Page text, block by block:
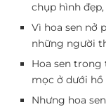
chụp hình
Vì hoa sen nở
những người
Hoa sen
mọc ở dưới hồ
Nhưng hoa